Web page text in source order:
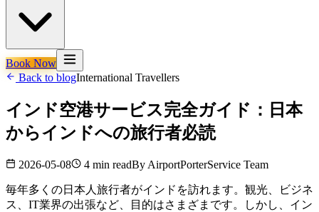
Book Now
Back to blogInternational Travellers
インド空港サービス完全ガイド：日本
からインドへの旅行者必読
2026-05-08 4 min readBy AirportPorterService Team
毎年多くの日本人旅行者がインドを訪れます。観光、ビジネ
ス、IT業界の出張など、目的はさまざまです。しかし、イン